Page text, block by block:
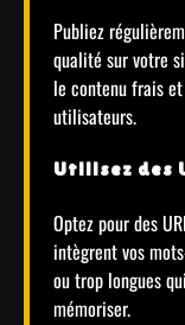
Publiez
qualité sur votre
le contenu frais
utilisateurs.
Utilisez des
Optez pour des
intègrent vos
ou trop longues
mémoriser.